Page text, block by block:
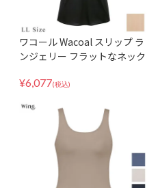
ワコール Wacoal スリップ ラ
ンジェリー フラットなネック
リーブ 環境配慮型 SDA620 LL
¥6,077(税込)